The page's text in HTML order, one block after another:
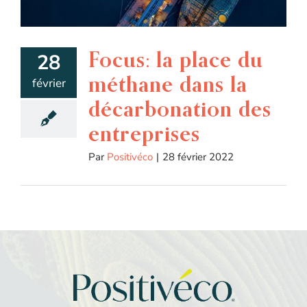
28
février
Focus: la place du
méthane dans la
décarbonation des
entreprises
Par Positivéco | 28 février 2022